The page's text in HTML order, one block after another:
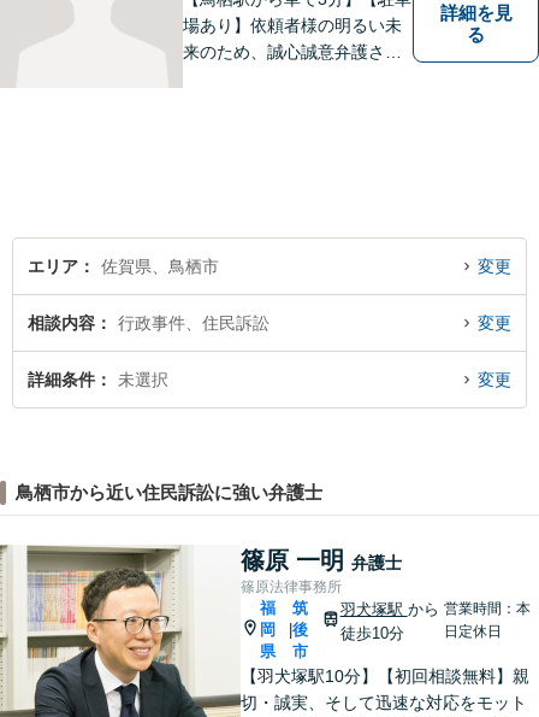
場あり】依頼者様の明るい未
来のため、誠心誠意弁護させ
詳細を見
る
エリア 佐賀県、鳥栖市 変更
相談内容 行政事件、住民訴訟 変更
詳細条件 未選択 変更
鳥栖市から近い住民訴訟に強い弁護士
篠原 一明 弁護士
篠原法律事務所
福
岡
県
筑
後
市
羽犬塚駅 から
徒歩10分
営業時間：本
日定休日
【羽犬塚駅10分】【初回相談無料】親
切・誠実、そして迅速な対応をモット